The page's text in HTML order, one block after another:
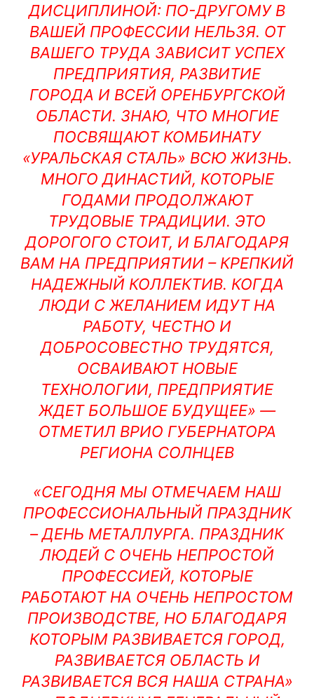
ДИСЦИПЛИНОЙ: ПО-ДРУГОМУ В
ВАШЕЙ ПРОФЕССИИ НЕЛЬЗЯ. ОТ
ВАШЕГО ТРУДА ЗАВИСИТ УСПЕХ
ПРЕДПРИЯТИЯ, РАЗВИТИЕ
ГОРОДА И ВСЕЙ ОРЕНБУРГСКОЙ
ОБЛАСТИ. ЗНАЮ, ЧТО МНОГИЕ
ПОСВЯЩАЮТ КОМБИНАТУ
«УРАЛЬСКАЯ СТАЛЬ» ВСЮ ЖИЗНЬ.
МНОГО ДИНАСТИЙ, КОТОРЫЕ
ГОДАМИ ПРОДОЛЖАЮТ
ТРУДОВЫЕ ТРАДИЦИИ. ЭТО
ДОРОГОГО СТОИТ, И БЛАГОДАРЯ
ВАМ НА ПРЕДПРИЯТИИ – КРЕПКИЙ
НАДЕЖНЫЙ КОЛЛЕКТИВ. КОГДА
ЛЮДИ С ЖЕЛАНИЕМ ИДУТ НА
РАБОТУ, ЧЕСТНО И
ДОБРОСОВЕСТНО ТРУДЯТСЯ,
ОСВАИВАЮТ НОВЫЕ
ТЕХНОЛОГИИ, ПРЕДПРИЯТИЕ
ЖДЕТ БОЛЬШОЕ БУДУЩЕЕ» —
ОТМЕТИЛ ВРИО ГУБЕРНАТОРА
РЕГИОНА СОЛНЦЕВ
«СЕГОДНЯ МЫ ОТМЕЧАЕМ НАШ
ПРОФЕССИОНАЛЬНЫЙ ПРАЗДНИК
– ДЕНЬ МЕТАЛЛУРГА. ПРАЗДНИК
ЛЮДЕЙ С ОЧЕНЬ НЕПРОСТОЙ
ПРОФЕССИЕЙ, КОТОРЫЕ
РАБОТАЮТ НА ОЧЕНЬ НЕПРОСТОМ
ПРОИЗВОДСТВЕ, НО БЛАГОДАРЯ
КОТОРЫМ РАЗВИВАЕТСЯ ГОРОД,
РАЗВИВАЕТСЯ ОБЛАСТЬ И
РАЗВИВАЕТСЯ ВСЯ НАША СТРАНА»